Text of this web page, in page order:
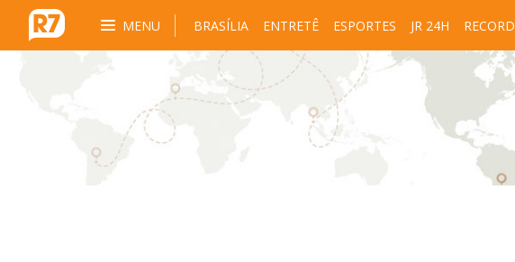
MENU BRASÍLIA ENTRETÊ ESPORTES JR 24H RECORD